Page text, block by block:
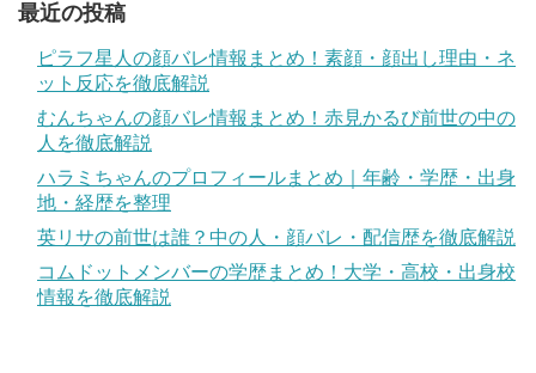
最近の投稿
ピラフ星人の顔バレ情報まとめ！素顔・顔出し理由・ネ
ット反応を徹底解説
むんちゃんの顔バレ情報まとめ！赤見かるび前世の中の
人を徹底解説
ハラミちゃんのプロフィールまとめ｜年齢・学歴・出身
地・経歴を整理
英リサの前世は誰？中の人・顔バレ・配信歴を徹底解説
コムドットメンバーの学歴まとめ！大学・高校・出身校
情報を徹底解説